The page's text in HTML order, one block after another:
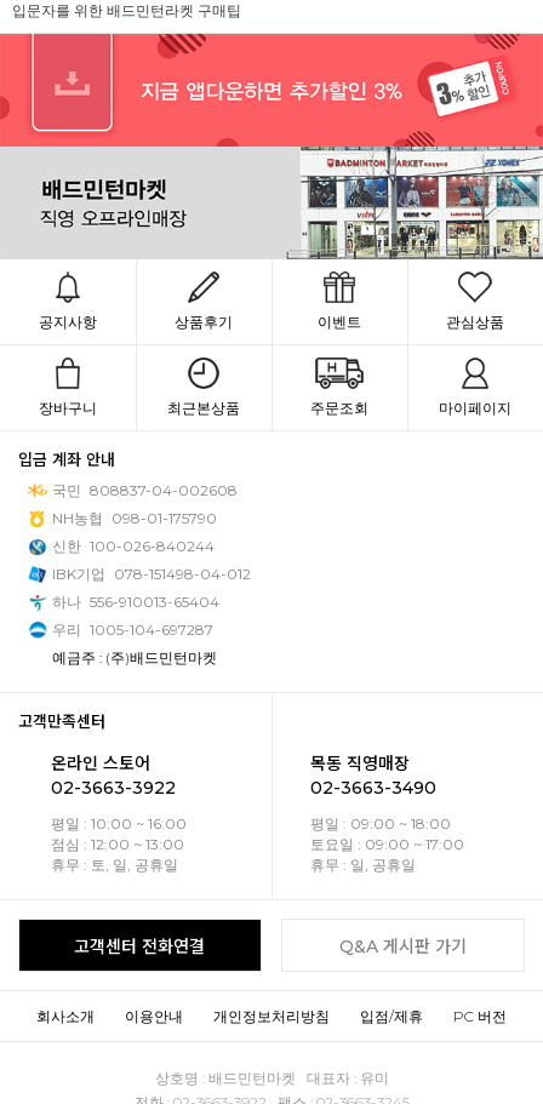
입문자를 위한 배드민턴라켓 구매팁
공지사항 상품후기 이벤트 관심상품
장바구니 최근본상품 주문조회 마이페이지
입금 계좌 안내
국민 808837-04-002608
NH농협
098-01-175790
신한 100-026-840244
IBK기업
078-151498-04-012
하나 556-910013-65404
우리 1005-104-697287
예금주 : (주)배드민턴마켓
고객만족센터
온라인 스토어
02-3663-3922
평일 : 10:00 ~ 16:00
점심 : 12:00 ~ 13:00
휴무 : 토, 일, 공휴일
목동 직영매장
02-3663-3490
평일 : 09:00 ~ 18:00
토요일 : 09:00 ~ 17:00
휴무 : 일, 공휴일
고객센터 전화연결 Q&A 게시판 가기
회사소개 이용안내 개인정보처리방침 입점/제휴 PC 버전
상호명 : 배드민턴마켓 대표자 : 유미